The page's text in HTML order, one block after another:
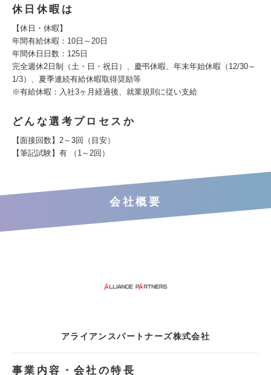
休日休暇は
【休日・休暇】
年間有給休暇：10日～20日
年間休日日数：125日
完全週休2日制（土・日・祝日）、慶弔休暇、年末年始休暇（12/30～
1/3）、夏季連続有給休暇取得奨励等
※有給休暇：入社3ヶ月経過後、就業規則に従い支給
どんな選考プロセスか
【面接回数】2～3回（目安）
【筆記試験】有 （1～2回）
会社概要
アライアンスパートナーズ株式会社
事業内容・会社の特長